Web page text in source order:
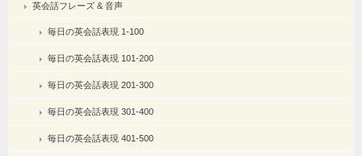
英会話フレーズ & 音声
毎日の英会話表現 1-100
毎日の英会話表現 101-200
毎日の英会話表現 201-300
毎日の英会話表現 301-400
毎日の英会話表現 401-500